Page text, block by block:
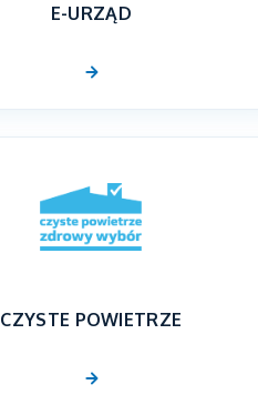
E-URZĄD
CZYSTE POWIETRZE